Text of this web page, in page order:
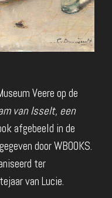
Veere op de
van Isselt, een
afgebeeld in de
door WBOOKS.
ter
van Lucie.